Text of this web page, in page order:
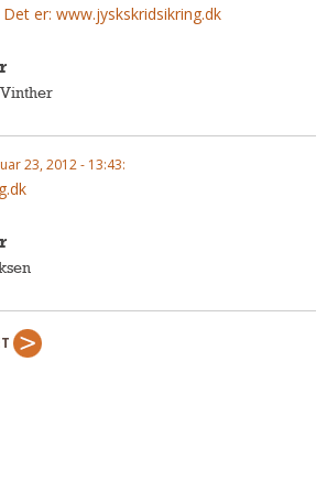
er: www.jyskskridsikring.dk
23, 2012 - 13:43: